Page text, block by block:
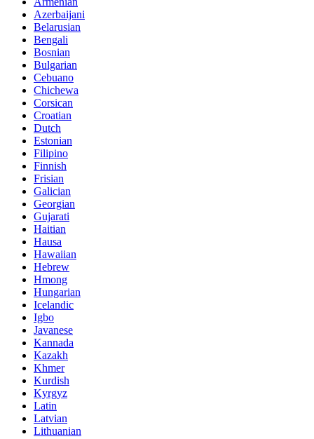
Azerbaijani
Belarusian
Bengali
Bosnian
Bulgarian
Cebuano
Chichewa
Corsican
Croatian
Dutch
Estonian
Filipino
Finnish
Frisian
Galician
Georgian
Gujarati
Haitian
Hausa
Hawaiian
Hebrew
Hmong
Hungarian
Icelandic
Igbo
Javanese
Kannada
Kazakh
Khmer
Kurdish
Kyrgyz
Latin
Latvian
Lithuanian